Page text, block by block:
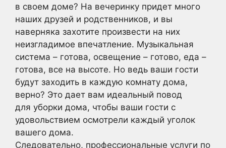
в своем доме? На вечеринку придет много
наших друзей и родственников, и вы
наверняка захотите произвести на них
неизгладимое впечатление. Музыкальная
система – готова, освещение – готово, еда –
готова, все на высоте. Но ведь ваши гости
будут заходить в каждую комнату дома,
верно? Это дает вам идеальный повод
для уборки дома, чтобы ваши гости с
удовольствием осмотрели каждый уголок
вашего дома.
Следовательно, профессиональные услуги по